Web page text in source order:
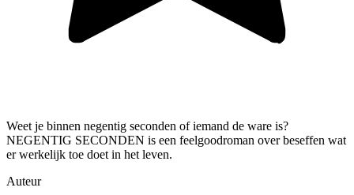
Weet je binnen negentig seconden of iemand de ware is?
NEGENTIG SECONDEN is een feelgoodroman over beseffen wat
er werkelijk toe doet in het leven.
Auteur